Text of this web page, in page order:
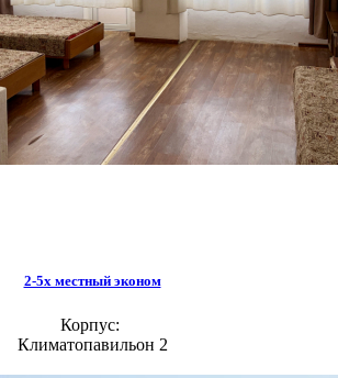
2-5х местный эконом
Корпус:
Климатопавильон 2